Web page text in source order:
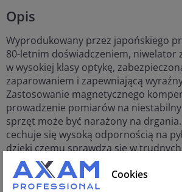
Opis
Wyprodukowany przez japońskiego
80-letnim doświadczeniem, niwelator
w wysokiej klasy optykę,
zaparowaniem i zapewniającą
Zastosowanie magnetycznego
prowadzenie pomiarów na
sprzęt może być narażony na
cechuje się wysoką odpornością na
dzięki czemu sprawdza się w
zarówno podczas opadów, jak i w
otoczeniu. To rozwiązanie
specjalistów, takich jak geodeci,
Cookies